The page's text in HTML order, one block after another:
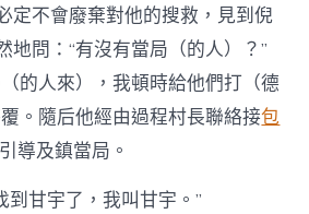
定不會廢棄對他的搜救，見到倪
地問：“有沒有當局（的人）？”
的人來），我頓時給他們打（德
。隨后他經由過程村長聯絡接包
導及鎮當局。
到甘宇了，我叫甘宇。”